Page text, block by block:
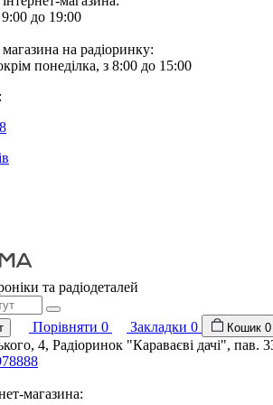
до 19:00
на радіоринку:
понеділка, з 8:00 до 15:00
та радіодеталей
Порівняти 0 Закладки 0 Кошик 0
4, Радіоринок "Караваєві дачі", пав.
магазина: